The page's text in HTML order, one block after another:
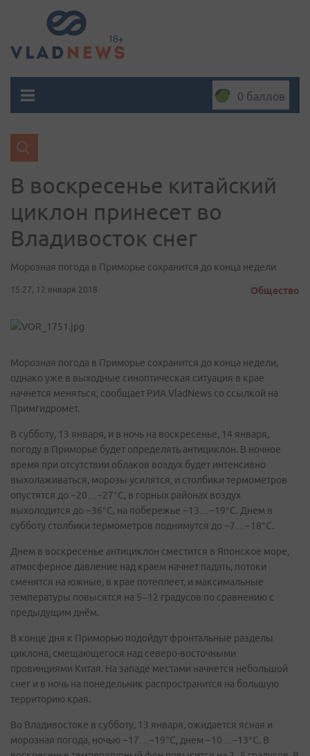
0 баллов
В воскресенье китайский
циклон принесет во
Владивосток снег
Морозная погода в Приморье сохранится до конца недели
15:27, 12 января 2018 Общество
Морозная погода в Приморье сохранится до конца недели,
однако уже в выходные синоптическая ситуация в крае
начнется меняться, сообщает РИА VladNews со ссылкой на
Примгидромет.
В субботу, 13 января, и в ночь на воскресенье, 14 января,
погоду в Приморье будет определять антициклон. В ночное
время при отсутствии облаков воздух будет интенсивно
выхолаживаться, морозы усилятся, и столбики термометров
опустятся до −20…−27°C, в горных районах воздух
выхолодится до −36°C, на побережье −13…−19°C. Днем в
субботу столбики термометров поднимутся до −7…−18°C.
Днем в воскресенье антициклон сместится в Японское море,
атмосферное давление над краем начнет падать, потоки
сменятся на южные, в крае потеплеет, и максимальные
температуры повысятся на 5–12 градусов по сравнению с
предыдущим днём.
В конце дня к Приморью подойдут фронтальные разделы
циклона, смещающегося над северо-восточными
провинциями Китая. На западе местами начнется небольшой
снег и в ночь на понедельник распространится на большую
территорию края.
Во Владивостоке в субботу, 13 января, ожидается ясная и
морозная погода, ночью −17…−19°C, днем −10…−13°C. В